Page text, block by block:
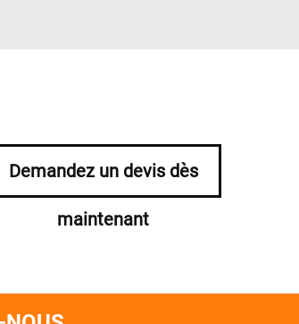
Demandez un devis dès
maintenant